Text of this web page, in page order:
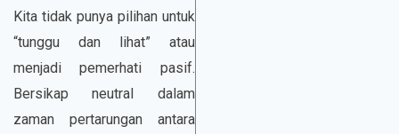
Kita tidak punya pilihan untuk
“tunggu dan lihat” atau
menjadi pemerhati pasif.
Bersikap neutral dalam
zaman pertarungan antara